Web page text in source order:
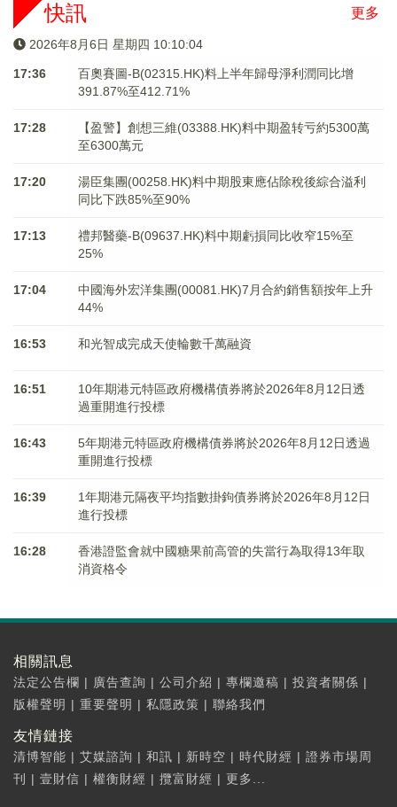
更多
快訊
2026年8月6日 星期四 10:10:05
17:36
百奧賽圖-B(02315.HK)料上半年歸母淨利潤同比增
391.87%至412.71%
17:28
【盈警】創想三維(03388.HK)料中期盈转亏約5300萬
至6300萬元
17:20
湯臣集團(00258.HK)料中期股東應佔除稅後綜合溢利
同比下跌85%至90%
17:13
禮邦醫藥-B(09637.HK)料中期虧損同比收窄15%至
25%
17:04
中國海外宏洋集團(00081.HK)7月合約銷售額按年上升
44%
16:53 和光智成完成天使輪數千萬融資
16:51
10年期港元特區政府機構債券將於2026年8月12日透
過重開進行投標
16:43
5年期港元特區政府機構債券將於2026年8月12日透過
重開進行投標
16:39
1年期港元隔夜平均指數掛鉤債券將於2026年8月12日
進行投標
16:28
香港證監會就中國糖果前高管的失當行為取得13年取
消資格令
相關訊息
法定公告欄 | 廣告查詢 | 公司介紹 | 專欄邀稿 | 投資者關係 |
版權聲明 | 重要聲明 | 私隱政策 | 聯絡我們
友情鏈接
清博智能 | 艾媒諮詢 | 和訊 | 新時空 | 時代財經 | 證券市場周
刊
| 壹財信 | 權衡財經 | 攬富財經 | 更多...